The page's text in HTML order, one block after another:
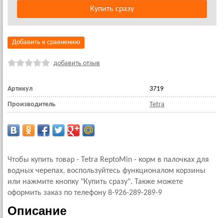
Добавить к сравнению
добавить отзыв
Артикул 3719
Производитель Tetra
Чтобы купить товар - Tetra ReptoMin - корм в палочках для
водных черепах, воспользуйтесь функционалом корзины
или нажмите кнопку "Купить сразу". Также можете
оформить заказ по телефону 8-926-289-289-9
Описание